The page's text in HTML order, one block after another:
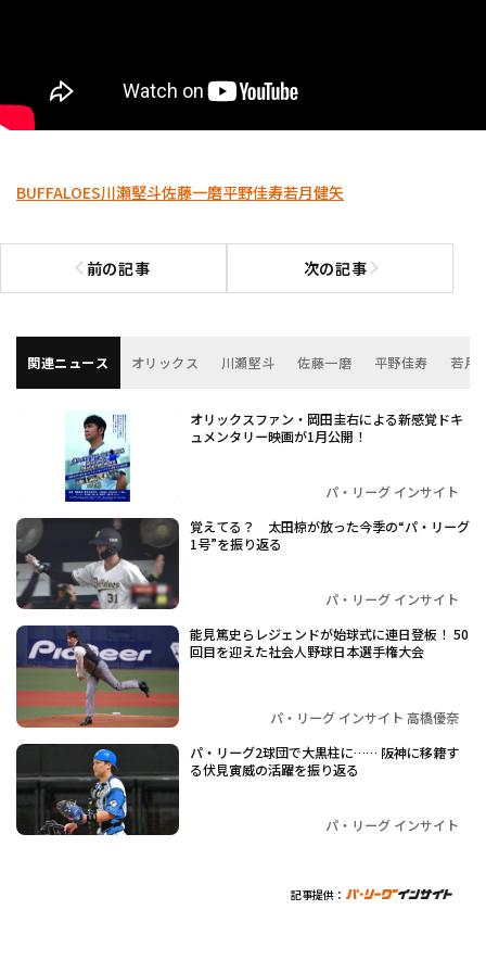
BUFFALOES川瀬堅斗佐藤一磨平野佳寿若月健矢
前の記事
前の記事へ 次の記事次の記事へ
関連ニュース オリックス 川瀬堅斗 佐藤一磨 平野佳寿 若月
オリックスファン・岡田圭右による新感覚ドキ
ュメンタリー映画が1月公開！
パ・リーグ インサイト
覚えてる？ 太田椋が放った今季の“パ・リーグ
1号”を振り返る
パ・リーグ インサイト
能見篤史らレジェンドが始球式に連日登板！ 50
回目を迎えた社会人野球日本選手権大会
パ・リーグ インサイト 高橋優奈
パ・リーグ2球団で大黒柱に…… 阪神に移籍す
る伏見寅威の活躍を振り返る
パ・リーグ インサイト
記事提供：